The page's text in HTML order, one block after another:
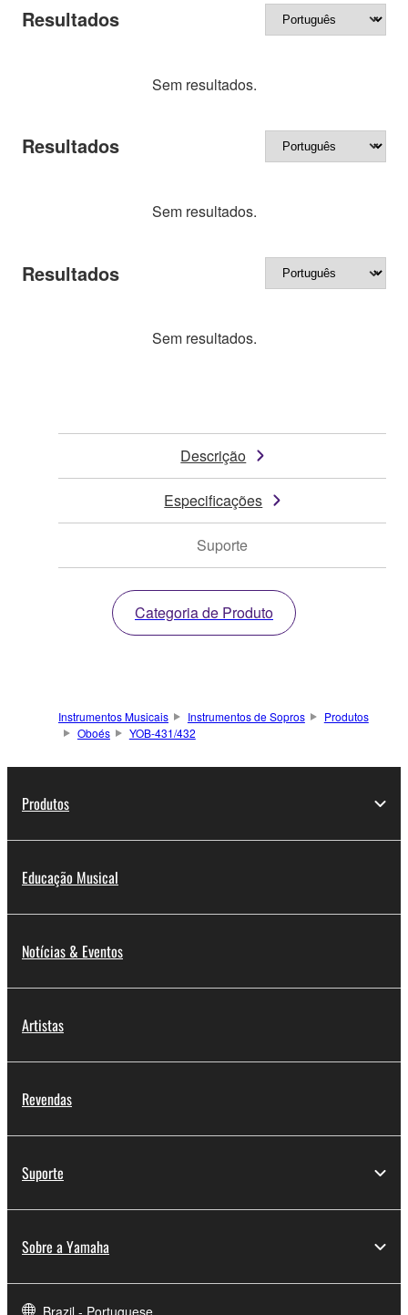
Resultados
Sem resultados.
Resultados
Sem resultados.
Resultados
Sem resultados.
Descrição
Especificações
Suporte
Categoria de Produto
Instrumentos Musicais Instrumentos de Sopros
Produtos
Oboés
YOB-431/432
Produtos
Educação Musical
Notícias & Eventos
Artistas
Revendas
Suporte
Sobre a Yamaha